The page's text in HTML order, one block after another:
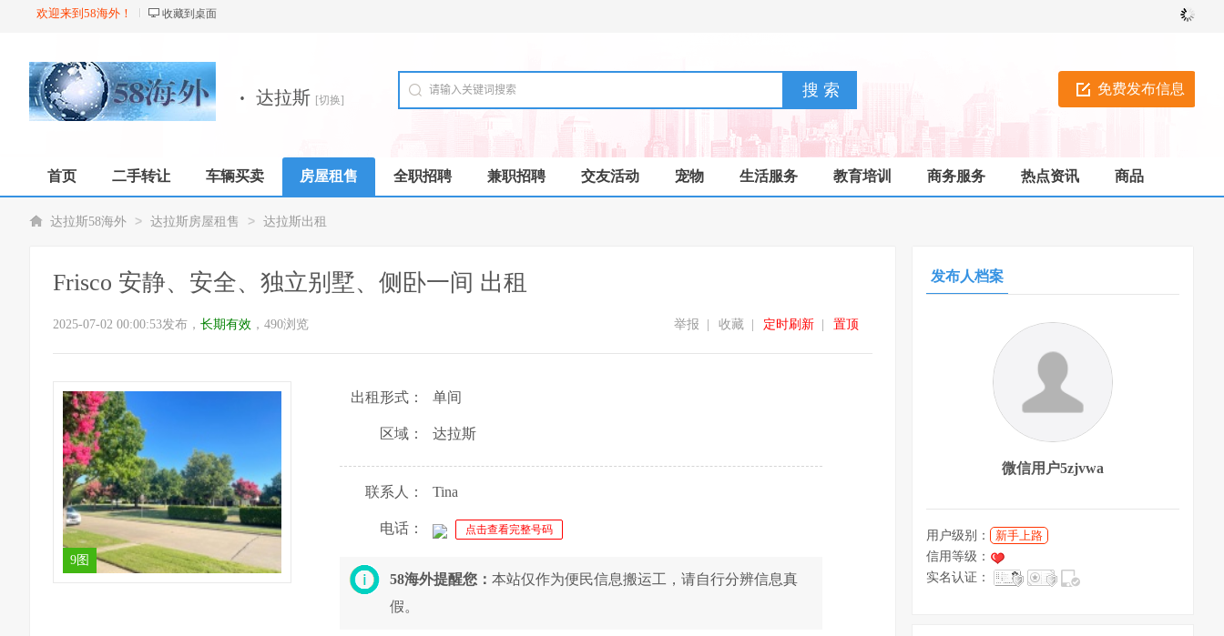
欢迎来到58海外！ 收藏到桌面
免费发布信息
· 达拉斯 [切换]
首页 二手转让 车辆买卖 房屋租售 全职招聘 兼职招聘 交友活动 宠物 生活服务 教育培训 商务服务 热点资讯 商品
店铺
达拉斯58海外 > 达拉斯房屋租售 > 达拉斯出租
Frisco 安静、安全、独立别墅、侧卧一间 出租
2025-07-02 00:00:53发布， 长期有效 ，490浏览 置顶
定时刷新
收藏
举报
9图
出租形式： 单间
区域： 达拉斯
联系人： Tina
电话： 点击查看完整号码
58海外提醒您： 本站仅作为便民信息搬运工，请自行分辨信息真
假。
发布人档案
微信用户5zjvwa
用户级别：
新手上路
信用等级：
实名认证：